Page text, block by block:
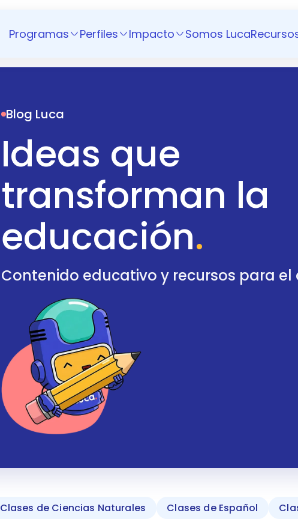
Programas Perfiles Impacto Somos Luca
Blog Luca
Ideas que
transforman la
educación.
Contenido educativo y recursos para el
Clases de Ciencias Naturales Clases de Español